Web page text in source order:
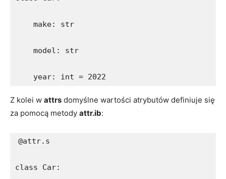
    make: str
    model: str
    year: int = 2022
Z‍ kolei w attrs domyślne wartości atrybutów definiuje‌ się
za pomocą ​metody‌ attr.ib:
@attr.s
class Car: